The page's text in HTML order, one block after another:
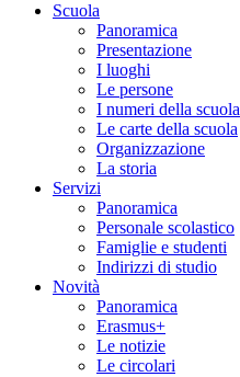
Scuola
Panoramica
Presentazione
I luoghi
Le persone
I numeri della scuola
Le carte della scuola
Organizzazione
La storia
Servizi
Panoramica
Personale scolastico
Famiglie e studenti
Indirizzi di studio
Novità
Panoramica
Erasmus+
Le notizie
Le circolari